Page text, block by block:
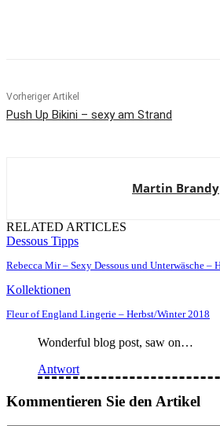
Vorheriger Artikel
Push Up Bikini – sexy am Strand
Martin Brandy
RELATED ARTICLES
Dessous Tipps
Rebecca Mir – Sexy Dessous und Unterwäsche –
Kollektionen
Fleur of England Lingerie – Herbst/Winter 2018
Wonderful blog post, saw on…
Antwort
Kommentieren Sie den Artikel